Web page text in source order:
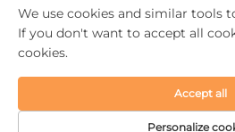
We use cookies and similar tools
If you don't want to accept all
cookies.
Personalize
Accept all